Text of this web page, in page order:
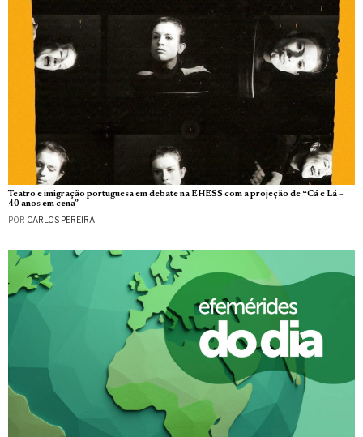
Teatro e imigração portuguesa em debate na EHESS com a projeção de “Cá e Lá –
40 anos em cena”
POR CARLOS PEREIRA